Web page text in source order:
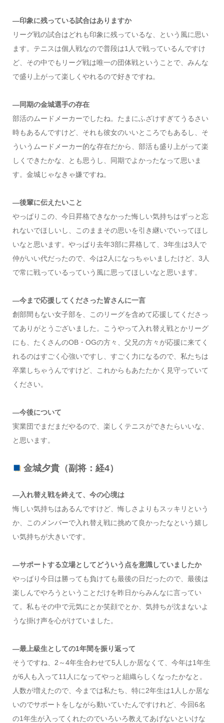
―印象に残っている試合はありますか
リーグ戦の試合はどれも印象に残っているな、という風に思い
ます。テニスは個人戦なので普段は1人で戦っているんですけ
ど、その中でもリーグ戦は唯一の団体戦ということで、みんな
で盛り上がって楽しくやれるので好きですね。
―同期の金城選手の存在
部活のムードメーカーでしたね。たまにふざけすぎてうるさい
時もあるんですけど、それも彼女のいいところでもあるし、そ
ういうムードメーカー的な存在だから、部活も盛り上がって楽
しくできたかな、とも思うし、同期でよかったなって思いま
す。金城じゃなきゃ嫌ですね。
―後輩に伝えたいこと
やっぱりこの、今日昇格できなかった悔しい気持ちはずっと忘
れないでほしいし、このままその思いを引き継いでいってほし
いなと思います。やっぱり去年3部に昇格して、3年生は3人で
仲がいい代だったので、今は2人になっちゃいましたけど、3人
で常に戦っているっていう風に思ってほしいなと思います。
―今まで応援してくださった皆さんに一言
創部間もない女子部を、このリーグを含めて応援してくださっ
てありがとうございました。こうやって入れ替え戦とかリーグ
にも、たくさんのOB・OGの方々、父兄の方々が応援に来てく
れるのはすごく心強いですし、すごく力になるので、私たちは
卒業しちゃうんですけど、これからもあたたかく見守っていて
ください。
―今後について
実業団でまだまだやるので、楽しくテニスができたらいいな、
と思います。
金城夕貴（副将：経4）
―入れ替え戦を終えて、今の心境は
悔しい気持ちはあるんですけど、悔しさよりもスッキリという
か、このメンバーで入れ替え戦に挑めて良かったなという嬉し
い気持ちが大きいです。
―サポートする立場としてどういう点を意識していましたか
やっぱり今日は勝っても負けても最後の日だったので、最後は
楽しんでやろうということだけを昨日からみんなに言ってい
て。私もその中で元気にとか笑顔でとか、気持ちが沈まないよ
うな掛け声を心がけていました。
―最上級生としての1年間を振り返って
そうですね、2～4年生合わせて5人しか居なくて、今年は1年生
が6人も入って11人になってやっと組織らしくなったかなと。
人数が増えたので、今までは私たち、特に2年生は1人しか居な
いのでサポートをしながら動いていたんですけれど、今回6名
の1年生が入ってくれたのでいろいろ教えてあげないといけな